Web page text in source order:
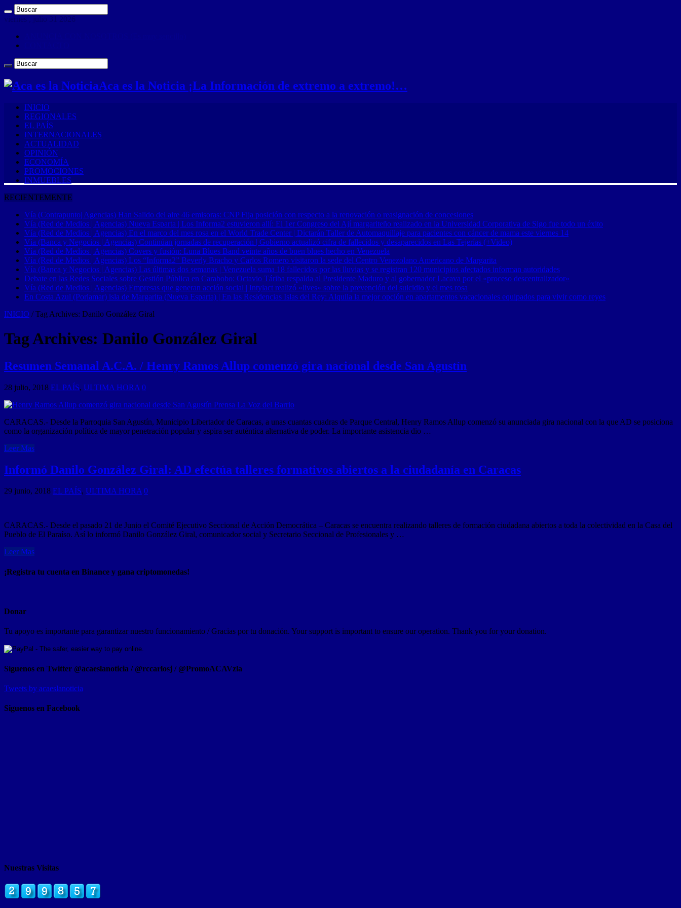
viernes , julio 31 2026
Aca es la Noticia ¡La Información de extremo a extremo!…
INICIO
REGIONALES
EL PAÍS
INTERNACIONALES
ACTUALIDAD
OPINIÓN
ECONOMÍA
PROMOCIONES
INMUEBLES
RECIENTEMENTE
Vía (Contrapunto| Agencias) Han Salido del aire 46 emisoras: CNP Fija posición con respecto a la renovación o reasignación de concesiones
Vía (Red de Medios | Agencias) Nueva Esparta | Los Informa2 estuvieron allí: El 1er Congreso del Ají margariteño realizado en la Universidad Corporativa de Sigo fue todo un éxito
Vía (Red de Medios | Agencias) En el marco del mes rosa en el World Trade Center | Dictarán Taller de Automaquillaje para pacientes con cáncer de mama este viernes 14
Vía (Banca y Negocios | Agencias) Continúan jornadas de recuperación | Gobierno actualizó cifra de fallecidos y desaparecidos en Las Tejerías (+Video)
Vía (Red de Medios | Agencias) Covers y fusión: Luna Blues Band veinte años de buen blues hecho en Venezuela
Vía (Red de Medios | Agencias) Los “Informa2” Beverly Bracho y Carlos Romero visitaron la sede del Centro Venezolano Americano de Margarita
Vía (Banca y Negocios | Agencias) Las últimas dos semanas | Venezuela suma 18 fallecidos por las lluvias y se registran 120 municipios afectados informan autoridades
Debate en las Redes Sociales sobre Gestión Pública en Carabobo: Octavio Táriba respalda al Presidente Maduro y al gobernador Lacava por el «proceso descentralizador»
Vía (Red de Medios | Agencias) Empresas que generan acción social | Intylact realizó «lives» sobre la prevención del suicidio y el mes rosa
En Costa Azul (Porlamar) isla de Margarita (Nueva Esparta) | En las Residencias Islas del Rey: Alquila la mejor opción en apartamentos vacacionales equipados para vivir como reyes
INICIO / Tag Archives: Danilo González Giral
Tag Archives: Danilo González Giral
Resumen Semanal A.C.A. / Henry Ramos Allup comenzó gira nacional desde San Agustín
28 julio, 2018 EL PAÍS, ULTIMA HORA 0
CARACAS.- Desde la Parroquia San Agustín, Municipio Libertador de Caracas, a unas cuantas cuadras de Parque Central, Henry Ramos Allup comenzó su anunciada gira nacional con la que AD se posiciona
como la organización política de mayor penetración popular y aspira ser auténtica alternativa de poder. La importante asistencia dio …
Leer Mas
Informó Danilo González Giral: AD efectúa talleres formativos abiertos a la ciudadanía en Caracas
29 junio, 2018 EL PAÍS, ULTIMA HORA 0
CARACAS.- Desde el pasado 21 de Junio el Comité Ejecutivo Seccional de Acción Democrática – Caracas se encuentra realizando talleres de formación ciudadana abiertos a toda la colectividad en la Casa del
Pueblo de El Paraíso. Así lo informó Danilo González Giral, comunicador social y Secretario Seccional de Profesionales y …
Leer Mas
¡Registra tu cuenta en Binance y gana criptomonedas!
Donar
Tu apoyo es importante para garantizar nuestro funcionamiento / Gracias por tu donación. Your support is important to ensure our operation. Thank you for your donation.
Síguenos en Twitter @acaeslanoticia / @rccarlosj / @PromoACAVzla
Tweets by acaeslanoticia
Siguenos en Facebook
Nuestras Visitas